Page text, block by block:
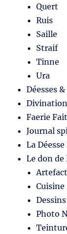
Quert
Ruis
Saille
Straif
Tinne
Ura
Déesses
Divination
Faerie
Journal
La
Le don de
Cuisine
Photo